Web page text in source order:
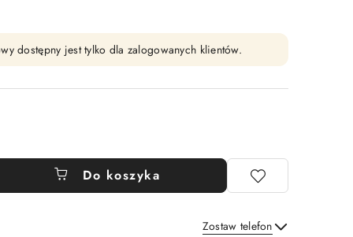
dostępny jest tylko dla zalogowanych klientów.
Do koszyka
Zostaw telefon